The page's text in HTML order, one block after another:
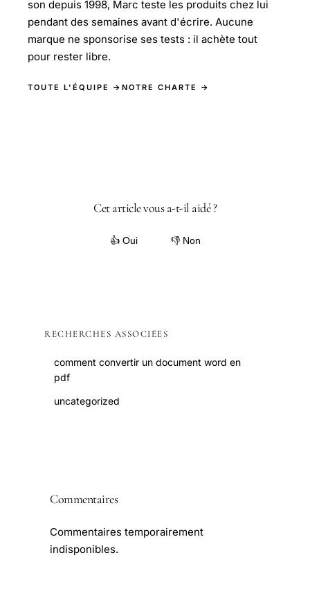
son depuis 1998, Marc teste les produits chez lui
pendant des semaines avant d'écrire. Aucune
marque ne sponsorise ses tests : il achète tout
pour rester libre.
TOUTE L'ÉQUIPE → NOTRE CHARTE →
Cet article vous a-t-il aidé ?
👍 Oui 👎 Non
RECHERCHES ASSOCIÉES
comment convertir un document word en
pdf
uncategorized
Commentaires
Commentaires temporairement
indisponibles.